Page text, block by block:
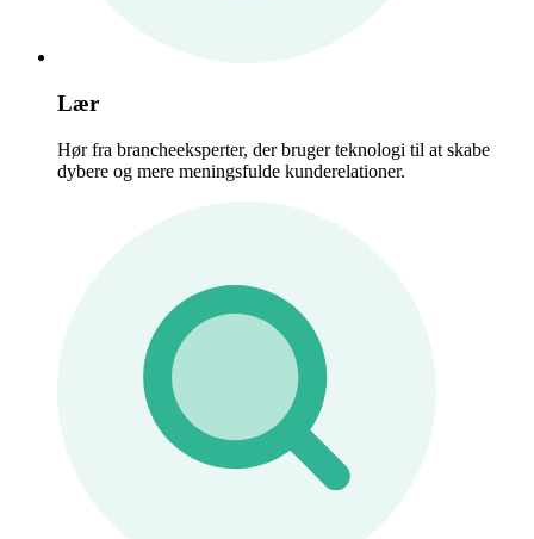
Lær
Hør fra brancheeksperter, der bruger teknologi til at skabe
dybere og mere meningsfulde kunderelationer.